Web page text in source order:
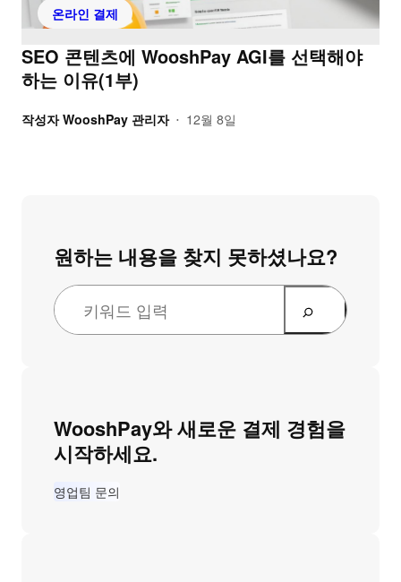
온라인 결제
SEO 콘텐츠에 WooshPay AGI를 선택해야
하는 이유(1부)
작성자 WooshPay 관리자 • 12월 8일
원하는 내용을 찾지 못하셨나요?
WooshPay와 새로운 결제 경험을
시작하세요.
영업팀 문의